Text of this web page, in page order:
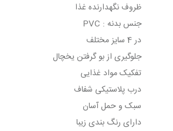
ظروف نگهدارنده غذا
جنس بدنه : PVC
در 4 سایز مختلف
جلوگیری از بو گرفتن یخچال
تفکیک مواد غذایی
درب پلاستیکی شفاف
سبک و حمل آسان
دارای رنگ بندی زیبا